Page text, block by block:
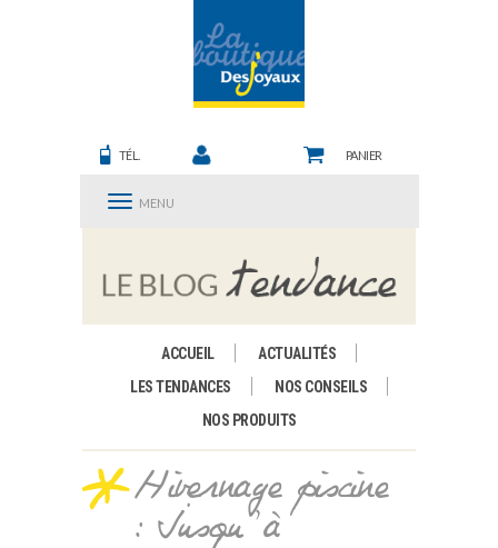
TÉL. PANIER
MENU
ACCUEIL
ACTUALITÉS
LES TENDANCES
NOS CONSEILS
NOS PRODUITS
Hivernage piscine
: Jusqu’à